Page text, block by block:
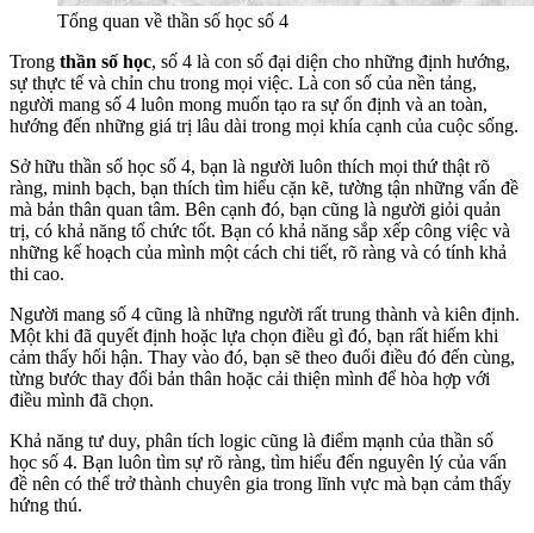
Tổng quan về thần số học số 4
Trong thần số học, số 4 là con số đại diện cho những định hướng,
sự thực tế và chỉn chu trong mọi việc. Là con số của nền tảng,
người mang số 4 luôn mong muốn tạo ra sự ổn định và an toàn,
hướng đến những giá trị lâu dài trong mọi khía cạnh của cuộc sống.
Sở hữu thần số học số 4, bạn là người luôn thích mọi thứ thật rõ
ràng, minh bạch, bạn thích tìm hiểu cặn kẽ, tường tận những vấn đề
mà bản thân quan tâm. Bên cạnh đó, bạn cũng là người giỏi quản
trị, có khả năng tổ chức tốt. Bạn có khả năng sắp xếp công việc và
những kế hoạch của mình một cách chi tiết, rõ ràng và có tính khả
thi cao.
Người mang số 4 cũng là những người rất trung thành và kiên định.
Một khi đã quyết định hoặc lựa chọn điều gì đó, bạn rất hiếm khi
cảm thấy hối hận. Thay vào đó, bạn sẽ theo đuổi điều đó đến cùng,
từng bước thay đổi bản thân hoặc cải thiện mình để hòa hợp với
điều mình đã chọn.
Khả năng tư duy, phân tích logic cũng là điểm mạnh của thần số
học số 4. Bạn luôn tìm sự rõ ràng, tìm hiểu đến nguyên lý của vấn
đề nên có thể trở thành chuyên gia trong lĩnh vực mà bạn cảm thấy
hứng thú.